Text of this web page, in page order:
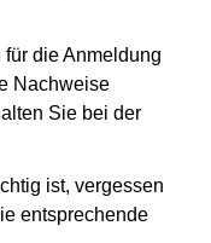
für die Anmeldung
Nachweise
Sie bei der
ist, vergessen
entsprechende